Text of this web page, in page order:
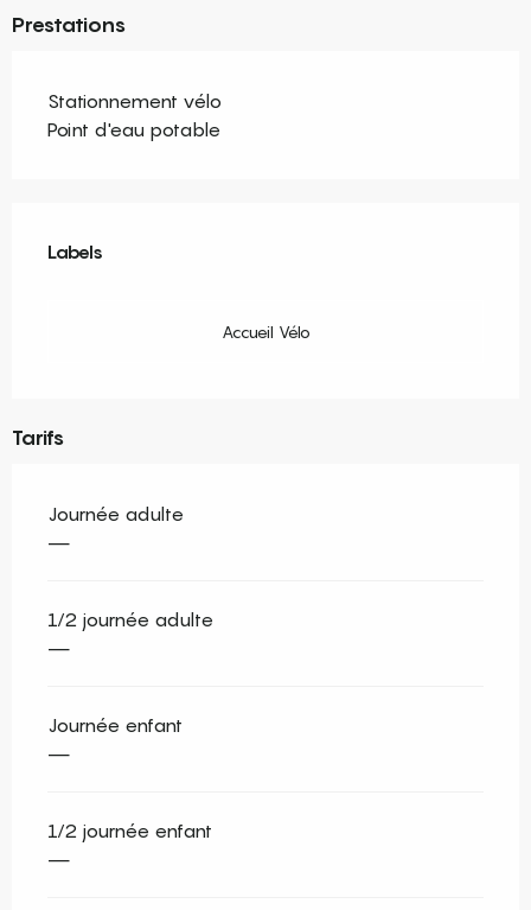
Prestations
Stationnement vélo
Point d'eau potable
Labels
Labels
Accueil Vélo
Tarifs
Journée adulte
—
1/2 journée adulte
—
Journée enfant
—
1/2 journée enfant
—